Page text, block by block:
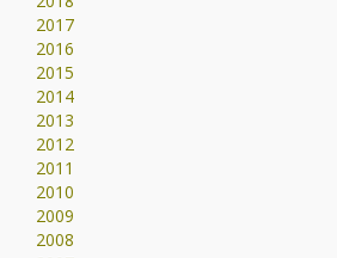
2017
2016
2015
2014
2013
2012
2011
2010
2009
2008